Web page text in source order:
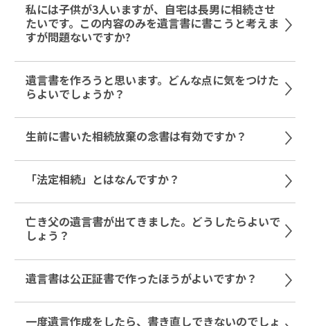
私には子供が3人いますが、自宅は長男に相続させ
たいです。この内容のみを遺言書に書こうと考えま
すが問題ないですか?
遺言書を作ろうと思います。どんな点に気をつけた
らよいでしょうか？
生前に書いた相続放棄の念書は有効ですか？
「法定相続」とはなんですか？
亡き父の遺言書が出てきました。どうしたらよいで
しょう？
遺言書は公正証書で作ったほうがよいですか？
一度遺言作成をしたら、書き直しできないのでしょ